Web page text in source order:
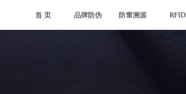
首 页
品牌防伪 防窜溯源 RFID